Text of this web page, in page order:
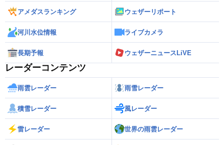
アメダスランキング ウェザーリポート
河川水位情報 ライブカメラ
長期予報 ウェザーニュースLiVE
レーダーコンテンツ
雨雲レーダー 雨雪レーダー
積雪レーダー 風レーダー
雷レーダー 世界の雨雲レーダー